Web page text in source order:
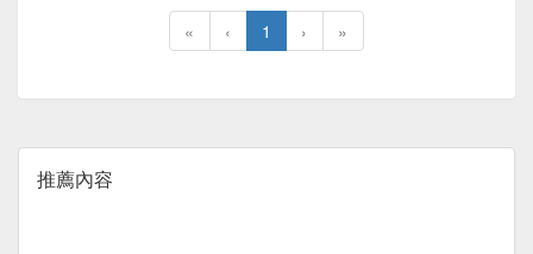
« ‹ 1 › »
推薦內容